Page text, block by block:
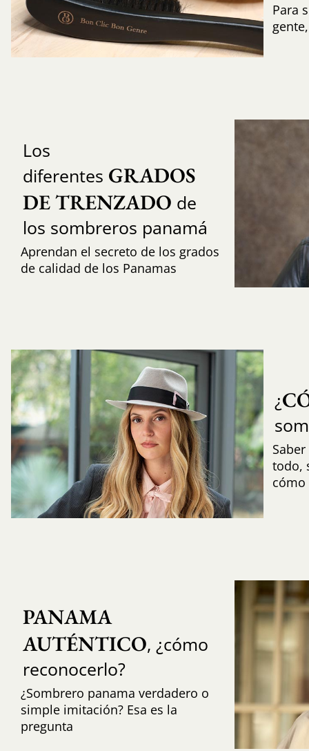
Para
Los
diferentes GRADOS
DE TRENZADO de
los sombreros panamá
Aprendan el secreto de los grados
de calidad de los Panamas
¿
todo,
cómo
PANAMA
AUTÉNTICO, ¿cómo
reconocerlo?
¿Sombrero panama verdadero o
simple imitación? Esa es la
pregunta